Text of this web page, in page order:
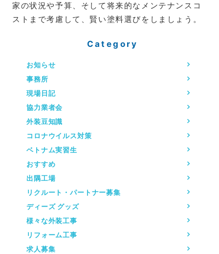
家の状況や予算、そして将来的なメンテナンスコ
ストまで考慮して、賢い塗料選びをしましょう。
Category
お知らせ
事務所
現場日記
協力業者会
外装豆知識
コロナウイルス対策
ベトナム実習生
おすすめ
出隅工場
リクルート・パートナー募集
ディーズ グッズ
様々な外装工事
リフォーム工事
求人募集